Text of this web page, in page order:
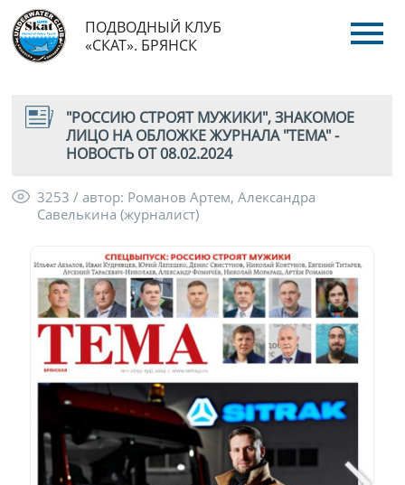
ПОДВОДНЫЙ КЛУБ
«СКАТ». БРЯНСК
"РОССИЮ СТРОЯТ МУЖИКИ", ЗНАКОМОЕ
ЛИЦО НА ОБЛОЖКЕ ЖУРНАЛА "ТЕМА" -
НОВОСТЬ ОТ 08.02.2024
3253 / автор: Романов Артем, Александра
Савелькина (журналист)